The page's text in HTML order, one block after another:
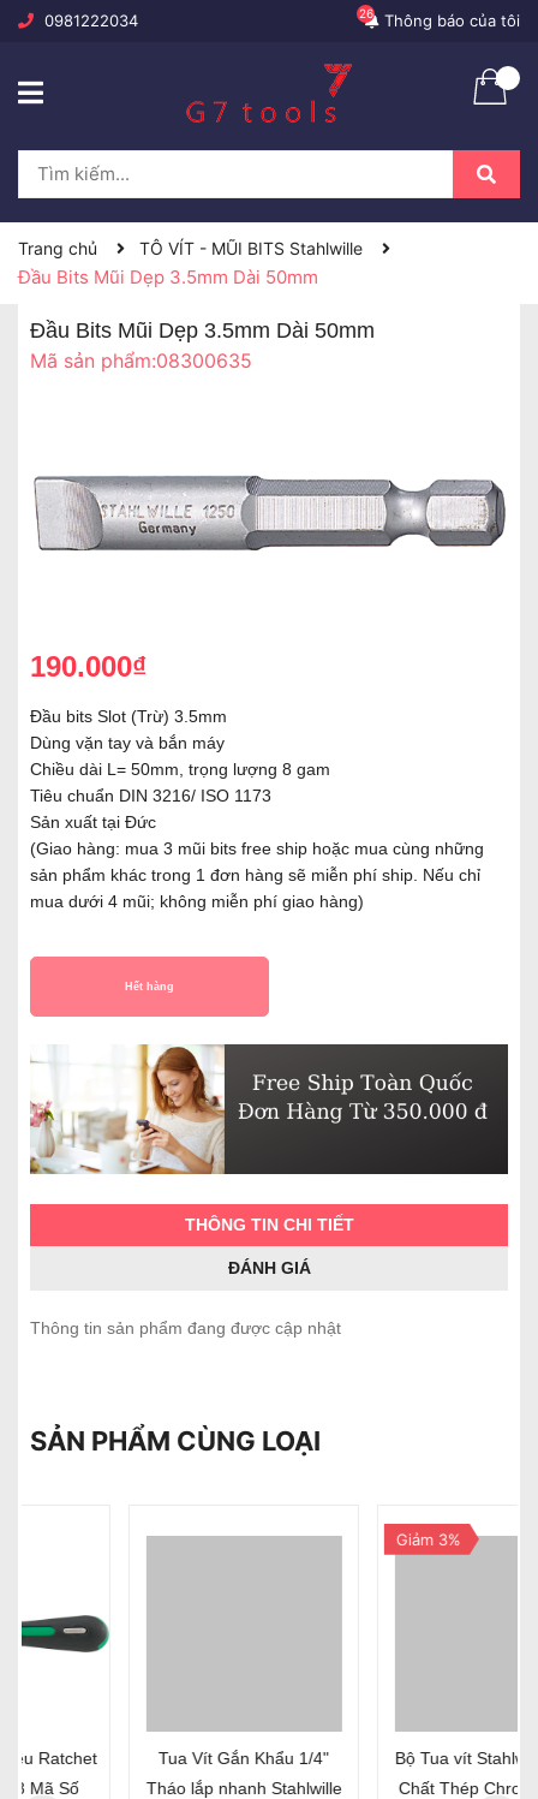
0981222034 Thông báo của tôi
26
Trang chủ TÔ VÍT - MŨI BITS Stahlwille
Đầu Bits Mũi Dẹp 3.5mm Dài 50mm
Đầu Bits Mũi Dẹp 3.5mm Dài 50mm
Mã sản phẩm:08300635
190.000₫
Đầu bits Slot (Trừ) 3.5mm
Dùng vặn tay và bắn máy
Chiều dài L= 50mm, trọng lượng 8 gam
Tiêu chuẩn DIN 3216/ ISO 1173
Sản xuất tại Đức
(Giao hàng: mua 3 mũi bits free ship hoặc mua cùng những
sản phẩm khác trong 1 đơn hàng sẽ miễn phí ship. Nếu chỉ
mua dưới 4 mũi; không miễn phí giao hàng)
Hết hàng
THÔNG TIN CHI TIẾT
ĐÁNH GIÁ
Thông tin sản phẩm đang được cập nhật
SẢN PHẨM CÙNG LOẠI
Tua Vít Gắn Khẩu 1/4"
Tháo lắp nhanh Stahlwille
Giảm 3%
Bộ Tua vít Stahlwille 4698
Chất Thép Chrome Alloy